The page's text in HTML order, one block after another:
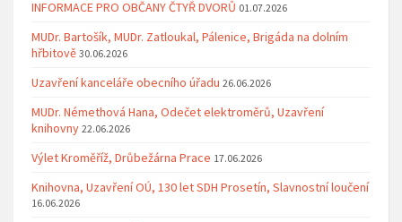
INFORMACE PRO OBČANY ČTYŘ DVORŮ 01.07.2026
MUDr. Bartošík, MUDr. Zatloukal, Pálenice, Brigáda na dolním
hřbitově 30.06.2026
Uzavření kanceláře obecního úřadu 26.06.2026
MUDr. Némethová Hana, Odečet elektroměrů, Uzavření
knihovny 22.06.2026
Výlet Kroměříž, Drůbežárna Prace 17.06.2026
Knihovna, Uzavření OÚ, 130 let SDH Prosetín, Slavnostní loučení
16.06.2026